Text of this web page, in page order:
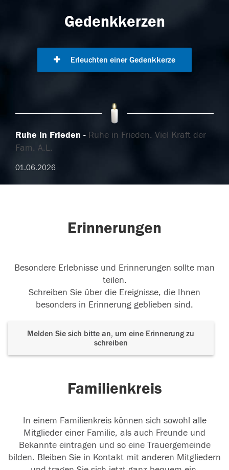
Gedenkkerzen
Erleuchten einer Gedenkkerze
Ruhe in Frieden
Ruhe in Frieden. Viel Kraft der
Fam. A.L.
01.06.2026
Erinnerungen
Besondere Erlebnisse und Erinnerungen sollte man
teilen.
Schreiben Sie über die Ereignisse, die Ihnen
besonders in Erinnerung geblieben sind.
Melden Sie sich bitte an, um eine Erinnerung zu
schreiben
Familienkreis
In einem Familienkreis können sich sowohl alle
Mitglieder einer Familie, als auch Freunde und
Bekannte eintragen und so eine Trauergemeinde
bilden. Bleiben Sie in Kontakt mit anderen Mitgliedern